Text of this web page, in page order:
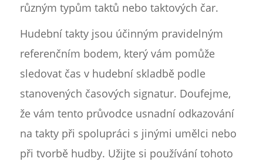
různým typům taktů nebo taktových čar.
Hudební takty jsou účinným pravidelným
referenčním bodem, který vám pomůže
sledovat čas v hudební skladbě podle
stanovených časových signatur. Doufejme,
že vám tento průvodce usnadní odkazování
na takty při spolupráci s jinými umělci nebo
při tvorbě hudby. Užijte si používání tohoto